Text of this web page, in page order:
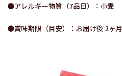
●アレルギー物質（7品目）：小麦
●賞味期限（目安）：お届け後 2ヶ月